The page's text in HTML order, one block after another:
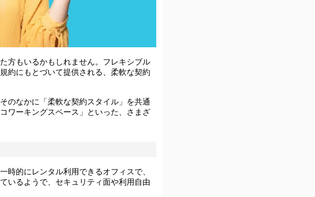
方もいるかもしれません。フレキシブル
約にもとづいて提供される、柔軟な契約
のなかに「柔軟な契約スタイル」を共通
ワーキングスペース」といった、さまざ
時的にレンタル利用できるオフィスで、
いるようで、セキュリティ面や利用自由